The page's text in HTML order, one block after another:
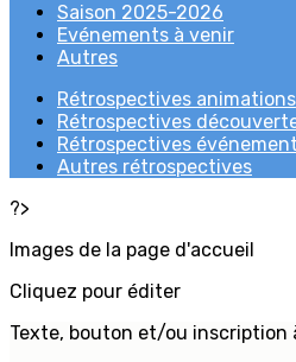
Saison 2025-2026
Evénements à venir
Autres
Rétrospectives animations
Rétrospectives
Rétrospectives
Autres rétrospectives
?>
Images de la page d'accueil
Cliquez pour éditer
Texte, bouton et/ou inscription